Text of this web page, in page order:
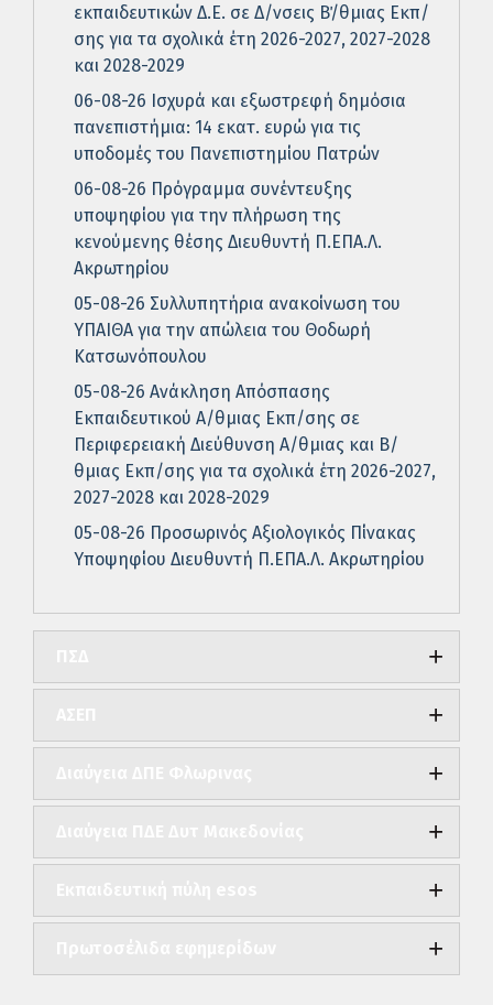
εκπαιδευτικών Δ.Ε. σε Δ/νσεις Β΄/θμιας Εκπ/
σης για τα σχολικά έτη 2026-2027, 2027-2028
και 2028-2029
06-08-26 Ισχυρά και εξωστρεφή δημόσια
πανεπιστήμια: 14 εκατ. ευρώ για τις
υποδομές του Πανεπιστημίου Πατρών
06-08-26 Πρόγραμμα συνέντευξης
υποψηφίου για την πλήρωση της
κενούμενης θέσης Διευθυντή Π.ΕΠΑ.Λ.
Ακρωτηρίου
05-08-26 Συλλυπητήρια ανακοίνωση του
ΥΠΑΙΘΑ για την απώλεια του Θοδωρή
Κατσωνόπουλου
05-08-26 Ανάκληση Απόσπασης
Εκπαιδευτικού Α/θμιας Εκπ/σης σε
Περιφερειακή Διεύθυνση Α/θμιας και Β/
θμιας Εκπ/σης για τα σχολικά έτη 2026-2027,
2027-2028 και 2028-2029
05-08-26 Προσωρινός Αξιολογικός Πίνακας
Υποψηφίου Διευθυντή Π.ΕΠΑ.Λ. Ακρωτηρίου